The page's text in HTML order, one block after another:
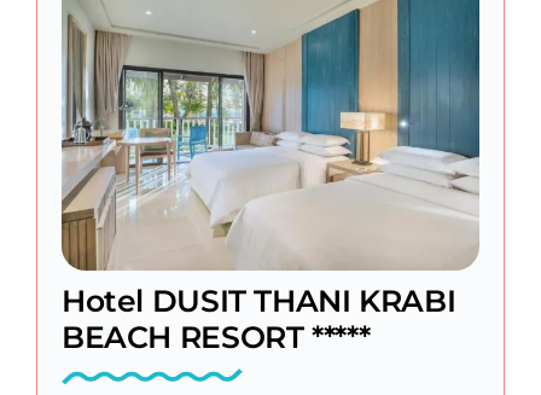
Hotel DUSIT THANI KRABI
BEACH RESORT *****